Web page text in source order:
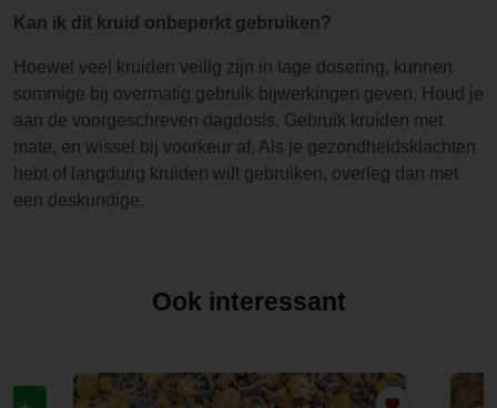
Kan ik dit kruid onbeperkt gebruiken?
Hoewel veel kruiden veilig zijn in lage dosering, kunnen
sommige bij overmatig gebruik bijwerkingen geven. Houd je
aan de voorgeschreven dagdosis. Gebruik kruiden met
mate, en wissel bij voorkeur af. Als je gezondheidsklachten
hebt of langdurig kruiden wilt gebruiken, overleg dan met
een deskundige.
Ook interessant